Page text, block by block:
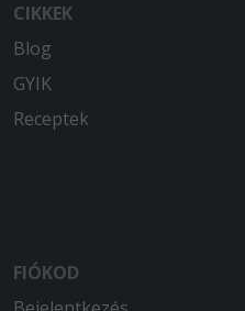
CIKKEK
Blog
GYIK
Receptek
FIÓKOD